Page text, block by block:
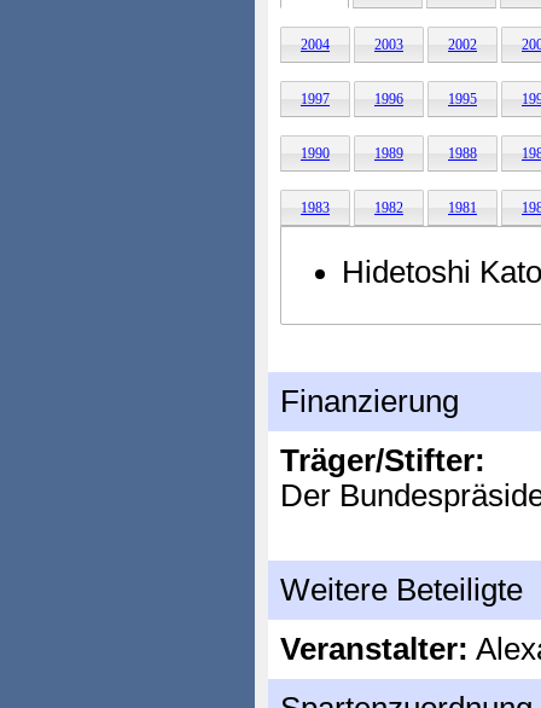
2004 2003 2002
1997 1996 1995
1990 1989 1988
1983 1982 1981
Hidetoshi
Finanzierung
Träger/Stifter:
Der
Weitere Beteiligte
Veranstalter: